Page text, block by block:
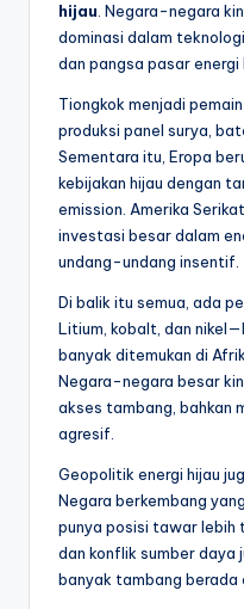
hijau. Negara-negara
dominasi dalam
dan pangsa pasar energi
Tiongkok menjadi
produksi panel surya,
Sementara itu, Eropa
kebijakan hijau dengan
emission. Amerika
investasi besar dalam
undang-undang insentif.
Di balik itu semua, ada
Litium, kobalt, dan
banyak ditemukan di
Negara-negara besar
akses tambang, bahkan
agresif.
Geopolitik energi hijau
Negara berkembang
punya posisi tawar lebih
dan konflik sumber daya
banyak tambang berada